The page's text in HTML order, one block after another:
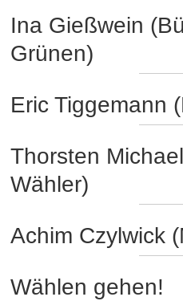
Ina Gießwein
Grünen)
Eric Tiggemann
Thorsten
Wähler)
Achim Czylwick
Wählen gehen!